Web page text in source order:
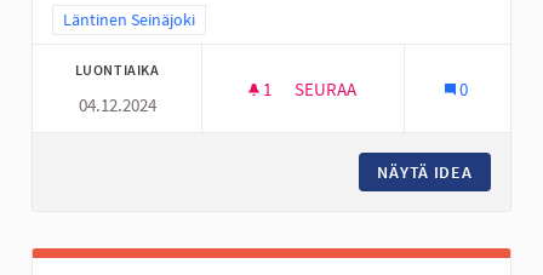
Rajaa tulokset teeman mukaan: Läntinen Seinäjoki
Läntinen Seinäjoki
LUONTIAIKA
04.12.2024
1 1 SEURAAJA
SEURAA 0
NÄYTÄ IDEA